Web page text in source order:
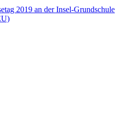
2019 an der Insel-Grundschule